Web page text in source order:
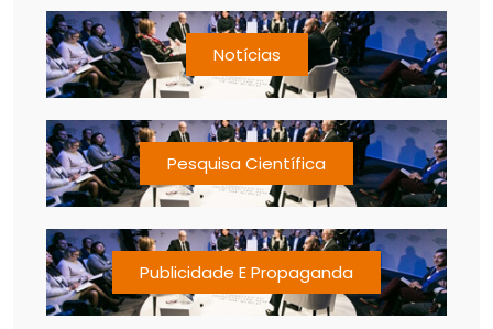
Notícias
Pesquisa Científica
Publicidade E Propaganda